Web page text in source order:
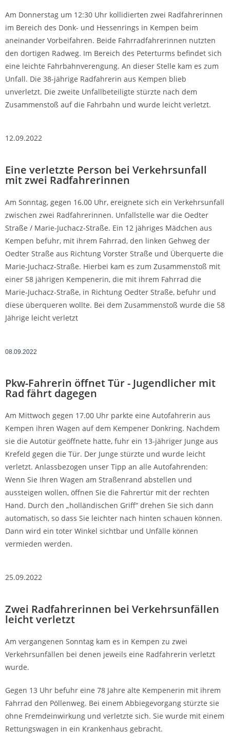
Am Donnerstag um 12:30 Uhr kollidierten zwei Radfahrerinnen
im Bereich des Donk- und Hessenrings in Kempen beim
aneinander Vorbeifahren. Beide Fahrradfahrerinnen nutzten
den dortigen Radweg. Im Bereich des Peterturms befindet sich
eine leichte Fahrbahnverengung. An dieser Stelle kam es zum
Unfall. Die 38-jährige Radfahrerin aus Kempen blieb
unverletzt. Die zweite Unfallbeteiligte stürzte nach dem
Zusammenstoß auf die Fahrbahn und wurde leicht verletzt.
12.09.2022
Eine verletzte Person bei Verkehrsunfall
mit zwei Radfahrerinnen
Am Sonntag, gegen 16.00 Uhr, ereignete sich ein Verkehrsunfall
zwischen zwei Radfahrerinnen. Unfallstelle war die Oedter
Straße / Marie-Juchacz-Straße. Ein 12 jähriges Mädchen aus
Kempen befuhr, mit ihrem Fahrrad, den linken Gehweg der
Oedter Straße aus Richtung Vorster Straße und Überquerte die
Marie-Juchacz-Straße. Hierbei kam es zum Zusammenstoß mit
einer 58 jährigen Kempenerin, die mit ihrem Fahrrad die
Marie-Juchacz-Straße, in Richtung Oedter Straße, befuhr und
diese überqueren wollte. Bei dem Zusammenstoß wurde die 58
Jährige leicht verletzt
08.09.2022
Pkw-Fahrerin öffnet Tür - Jugendlicher mit
Rad fährt dagegen
Am Mittwoch gegen 17.00 Uhr parkte eine Autofahrerin aus
Kempen ihren Wagen auf dem Kempener Donkring. Nachdem
sie die Autotür geöffnete hatte, fuhr ein 13-jähriger Junge aus
Krefeld gegen die Tür. Der Junge stürzte und wurde leicht
verletzt. Anlassbezogen unser Tipp an alle Autofahrenden:
Wenn Sie Ihren Wagen am Straßenrand abstellen und
aussteigen wollen, öffnen Sie die Fahrertür mit der rechten
Hand. Durch den „holländischen Griff“ drehen Sie sich dann
automatisch, so dass Sie leichter nach hinten schauen können.
Dann wird ein toter Winkel sichtbar und Unfälle können
vermieden werden.
25.09.2022
Zwei Radfahrerinnen bei Verkehrsunfällen
leicht verletzt
Am vergangenen Sonntag kam es in Kempen zu zwei
Verkehrsunfällen bei denen jeweils eine Radfahrerin verletzt
wurde.
Gegen 13 Uhr befuhr eine 78 Jahre alte Kempenerin mit ihrem
Fahrrad den Pöllenweg. Bei einem Abbiegevorgang stürzte sie
ohne Fremdeinwirkung und verletzte sich. Sie wurde mit einem
Rettungswagen in ein Krankenhaus gebracht.